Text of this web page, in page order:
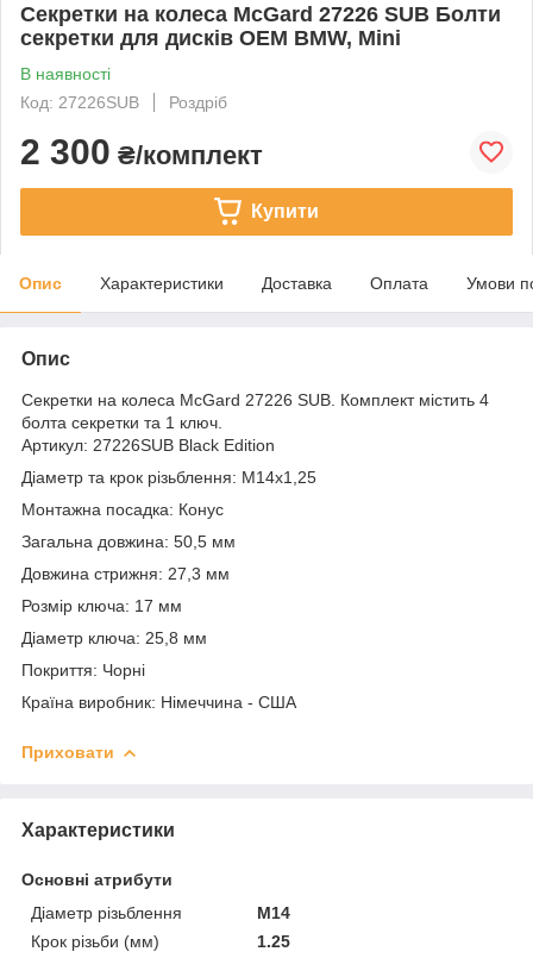
Секретки на колеса McGard 27226 SUB Болти
секретки для дисків OEM BMW, Mini
В наявності
Код: 27226SUB
Роздріб
2 300 ₴/комплект
Купити
Опис Характеристики Доставка Оплата Умови
Опис
Секретки на колеса McGard 27226 SUB. Комплект містить 4
болта секретки та 1 ключ.
Артикул: 27226SUB Black Edition
Діаметр та крок різьблення: M14x1,25
Монтажна посадка: Конус
Загальна довжина: 50,5 мм
Довжина стрижня: 27,3 мм
Розмір ключа: 17 мм
Діаметр ключа: 25,8 мм
Покриття: Чорні
Країна виробник: Німеччина - США
Приховати
Характеристики
Основні атрибути
Діаметр різьблення
M14
Крок різьби (мм)
1.25